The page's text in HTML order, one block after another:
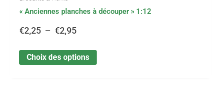
« Anciennes planches à découper » 1:12
€2,25 – €2,95
Choix des options